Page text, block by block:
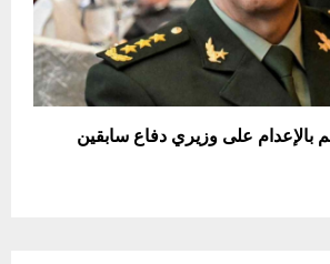
بالإعدام على وزيري دفاع سابقين